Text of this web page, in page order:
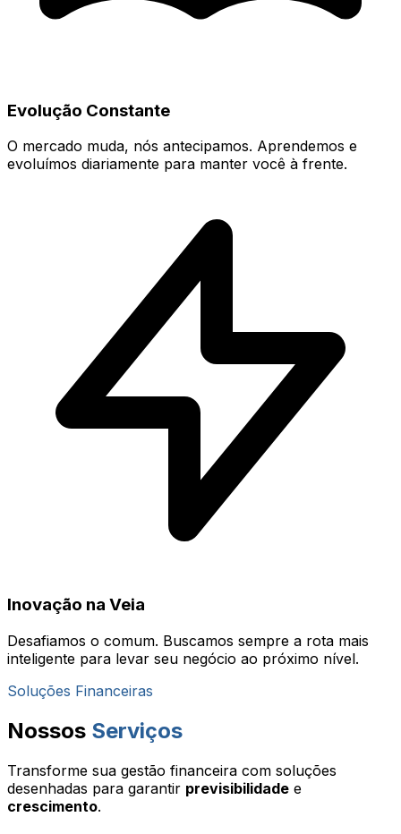
Evolução Constante
O mercado muda, nós antecipamos. Aprendemos e
evoluímos diariamente para manter você à frente.
Inovação na Veia
Desafiamos o comum. Buscamos sempre a rota mais
inteligente para levar seu negócio ao próximo nível.
Soluções Financeiras
Nossos Serviços
Transforme sua gestão financeira com soluções
desenhadas para garantir previsibilidade e
crescimento.